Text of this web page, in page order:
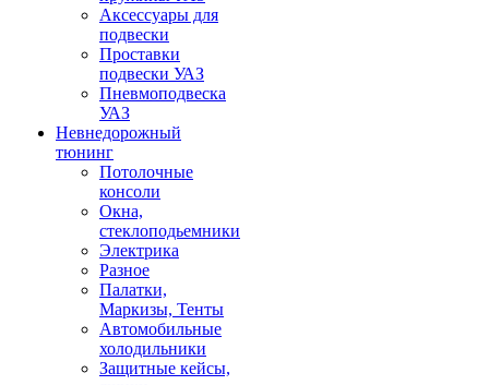
Аксессуары для
подвески
Проставки
подвески УАЗ
Пневмоподвеска
УАЗ
Невнедорожный
тюнинг
Потолочные
консоли
Окна,
стеклоподьемники
Электрика
Разное
Палатки,
Маркизы, Тенты
Автомобильные
холодильники
Защитные кейсы,